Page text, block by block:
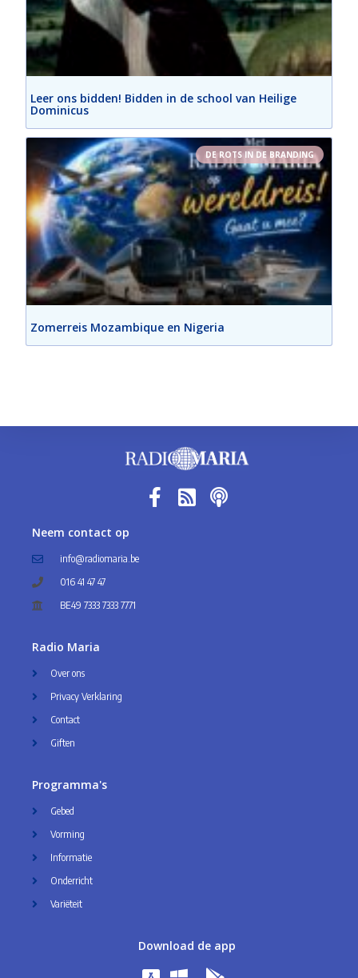
Leer ons bidden! Bidden in de school van Heilige
Dominicus
DE ROTS IN DE BRANDING
Zomerreis Mozambique en Nigeria
Neem contact op
info@radiomaria.be
016 41 47 47
BE49 7333 7333 7771
Radio Maria
Over ons
Privacy Verklaring
Contact
Giften
Programma's
Gebed
Vorming
Informatie
Onderricht
Variëteit
Download de app